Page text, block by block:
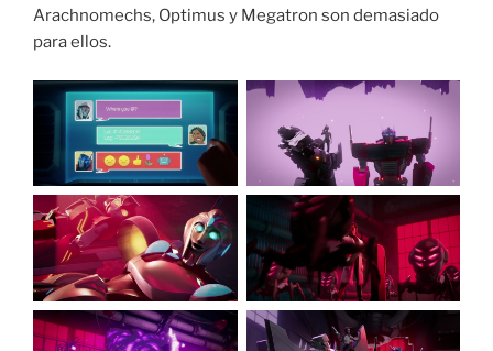
Arachnomechs, Optimus y Megatron son demasiado
para ellos.